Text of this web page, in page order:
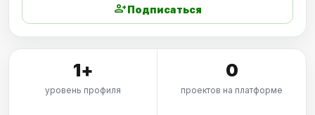
person_addПодписаться
1+
уровень профиля
0
проектов на платформе